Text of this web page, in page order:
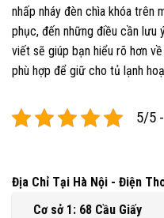
nhấp nháy đèn chìa khóa trên
phục, đến những điều cần lưu
viết sẽ giúp bạn hiểu rõ hơn
phù hợp để giữ cho tủ lạnh
5/5
Địa Chỉ Tại Hà Nội - Điện
Cơ sở 1: 68 Cầu Giấy